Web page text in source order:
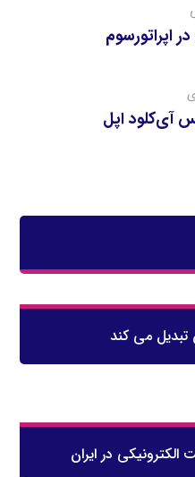
اپراتورسوم
آی‌کلود اپل
می کند
در ايران